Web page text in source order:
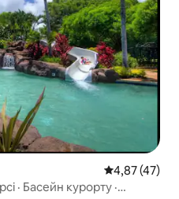
Середня
4,87 (47)
· Басейн курорту ·